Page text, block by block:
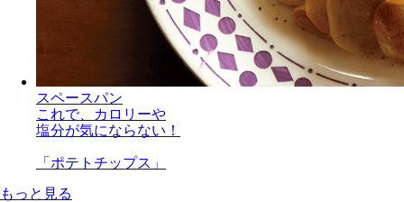
スペースパン
これで、カロリーや
塩分が気にならない！
「ポテトチップス」
もっと見る